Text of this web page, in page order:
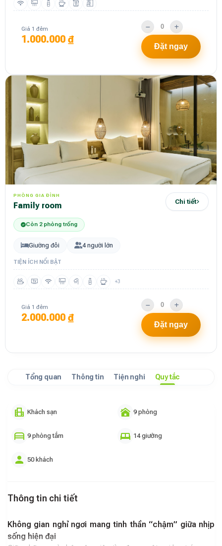
Giá 1 đêm
1.000.000 ₫
Đặt ngay
PHÒNG GIA ĐÌNH
Family room Chi tiết
Còn 2 phòng trống
Giường đôi 4 người lớn
TIỆN ÍCH NỔI BẬT
+3
Giá 1 đêm
2.000.000 ₫
Đặt ngay
Tổng quan Thông tin Tiện nghi Quy tắc
Khách sạn 9 phòng
9 phòng tắm 14 giường
50 khách
Thông tin chi tiết
Không gian nghỉ ngơi mang tinh thần “chậm” giữa nhịp
sống hiện đại